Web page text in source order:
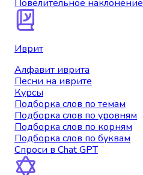
Повелительное наклонение
Иврит
Алфавит иврита
Песни на иврите
Курсы
Подборка слов по темам
Подборка слов по уровням
Подборка слов по корням
Подборка слов по буквам
Спроси в Chat GPT